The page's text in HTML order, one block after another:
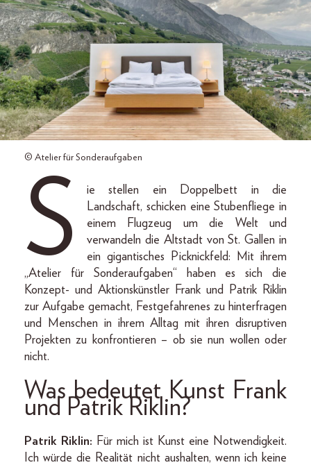
© Atelier für Sonderaufgaben
S
ie stellen ein Doppelbett in die
Landschaft, schicken eine Stubenfliege in
einem Flugzeug um die Welt und
verwandeln die Altstadt von St. Gallen in
ein gigantisches Picknickfeld: Mit ihrem
„Atelier für Sonderaufgaben“ haben es sich die
Konzept- und Aktionskünstler Frank und Patrik Riklin
zur Aufgabe gemacht, Festgefahrenes zu hinterfragen
und Menschen in ihrem Alltag mit ihren disruptiven
Projekten zu konfrontieren – ob sie nun wollen oder
nicht.
Was bedeutet Kunst Frank
und Patrik Riklin?
Patrik Riklin: Für mich ist Kunst eine Notwendigkeit.
Ich würde die Realität nicht aushalten, wenn ich keine